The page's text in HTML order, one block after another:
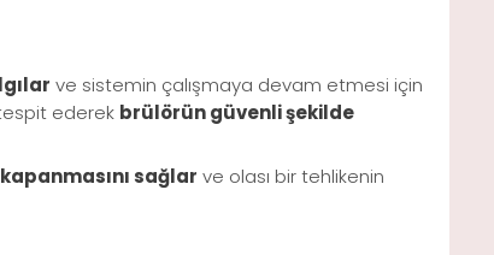
ve sistemin çalışmaya devam etmesi için
tespit ederek brülörün güvenli şekilde
sağlar ve olası bir tehlikenin